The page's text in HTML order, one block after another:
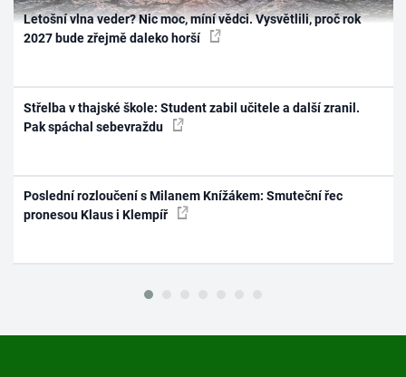
Letošní vlna veder? Nic moc, míní vědci. Vysvětlili, proč rok
2027 bude zřejmě daleko horší
Střelba v thajské škole: Student zabil učitele a další zranil.
Pak spáchal sebevraždu
Poslední rozloučení s Milanem Knížákem: Smuteční řec
pronesou Klaus i Klempíř